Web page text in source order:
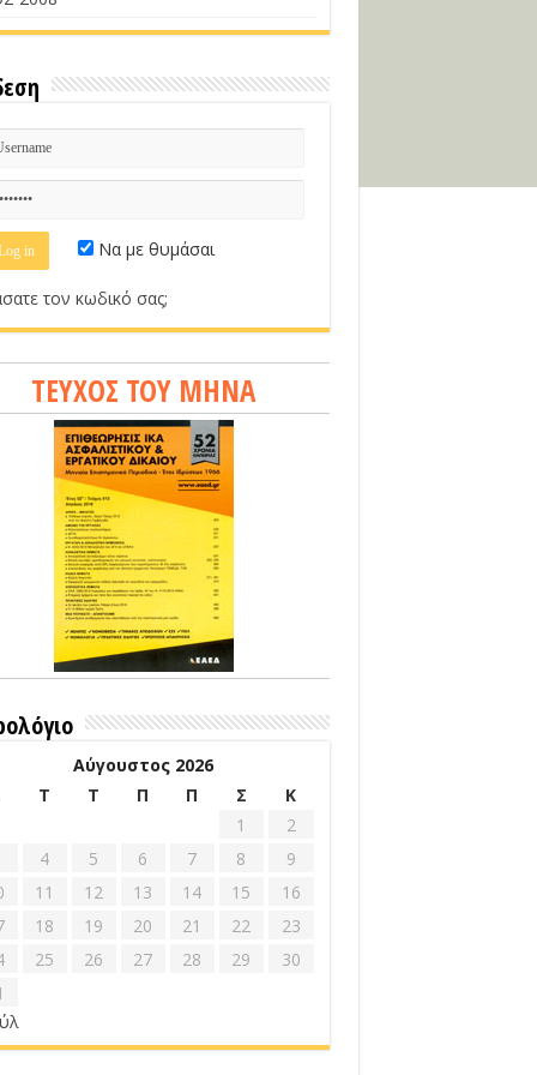
Να με θυμάσαι
τον κωδικό σας;
ΤΕΥΧΟΣ ΤΟΥ ΜΗΝΑ
Αύγουστος 2026
Τ Τ Π Π Σ
Κ
1
2
4 5 6 7 8
9
11 12 13 14 15
16
18 19 20 21 22
23
25 26 27 28 29
30